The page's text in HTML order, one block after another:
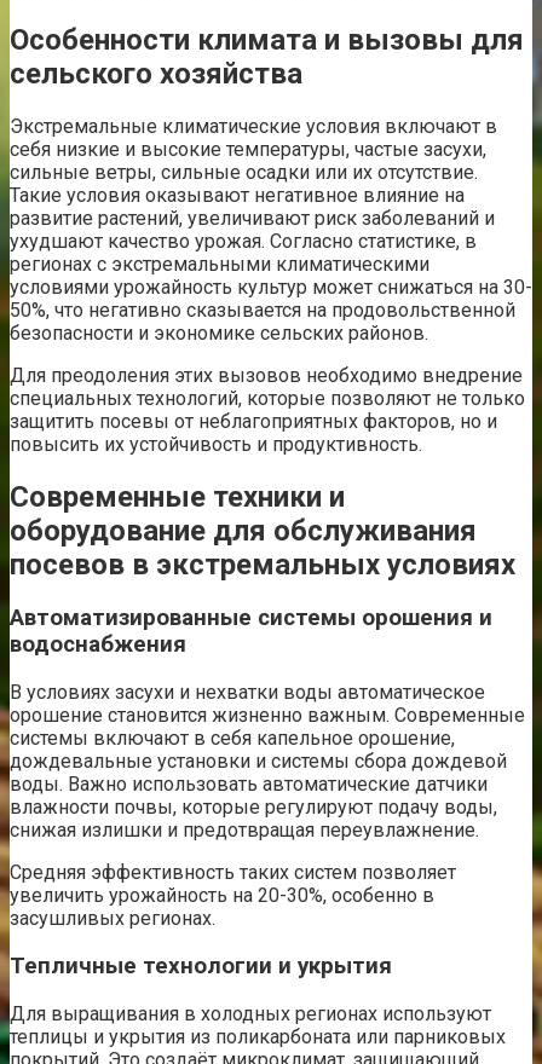
Особенности климата и вызовы для
сельского хозяйства
Экстремальные климатические условия включают в
себя низкие и высокие температуры, частые засухи,
сильные ветры, сильные осадки или их отсутствие.
Такие условия оказывают негативное влияние на
развитие растений, увеличивают риск заболеваний и
ухудшают качество урожая. Согласно статистике, в
регионах с экстремальными климатическими
условиями урожайность культур может снижаться на 30-
50%, что негативно сказывается на продовольственной
безопасности и экономике сельских районов.
Для преодоления этих вызовов необходимо внедрение
специальных технологий, которые позволяют не только
защитить посевы от неблагоприятных факторов, но и
повысить их устойчивость и продуктивность.
Современные техники и
оборудование для обслуживания
посевов в экстремальных условиях
Автоматизированные системы орошения и
водоснабжения
В условиях засухи и нехватки воды автоматическое
орошение становится жизненно важным. Современные
системы включают в себя капельное орошение,
дождевальные установки и системы сбора дождевой
воды. Важно использовать автоматические датчики
влажности почвы, которые регулируют подачу воды,
снижая излишки и предотвращая переувлажнение.
Средняя эффективность таких систем позволяет
увеличить урожайность на 20-30%, особенно в
засушливых регионах.
Тепличные технологии и укрытия
Для выращивания в холодных регионах используют
теплицы и укрытия из поликарбоната или парниковых
покрытий. Это создаёт микроклимат, защищающий